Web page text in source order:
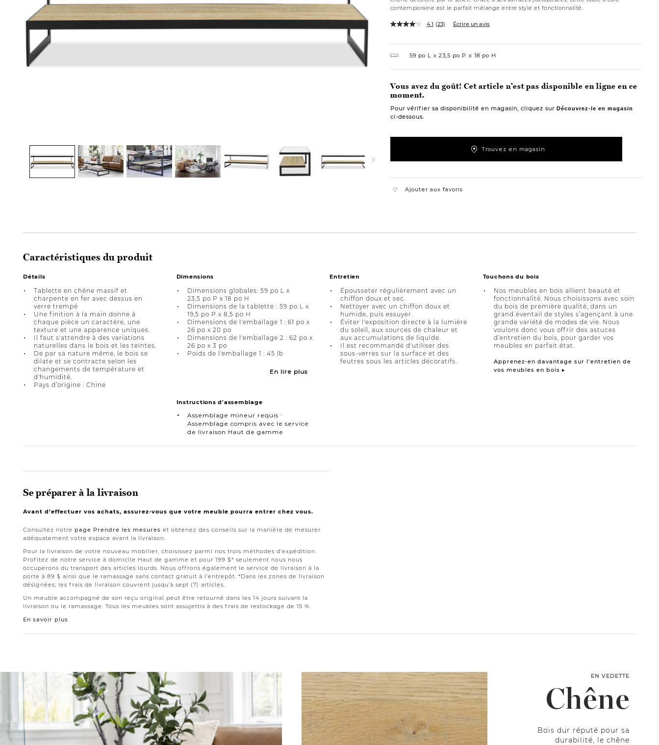
contemporaine est le parfait mélange entre style et fonctionnalité.
4.1 (23) Écrire un avis
59 po L 23,5 po P 18 po H
Vous avez du goût! Cet article n’est pas disponible en ligne en ce
moment.
Pour vérifier sa disponibilité en magasin, cliquez sur Découvrez-le en magasin
ci-dessous.
Trouvez en magasin
Ajouter aux favoris
Caractéristiques du produit
Détails
Tablette en chêne massif et
charpente en fer avec dessus en
verre trempé
Une finition à la main donne à
chaque pièce un caractère, une
texture et une apparence uniques.
Il faut s'attendre à des variations
naturelles dans le bois et les teintes.
De par sa nature même, le bois se
dilate et se contracte selon les
changements de température et
d'humidité.
Pays d’origine : Chine
Dimensions
Dimensions globales: 59 po L x
23,5 po P x 18 po H
Dimensions de la tablette : 59 po L x
19,5 po P x 8,5 po H
Dimensions de l'emballage 1 : 61 po x
26 po x 20 po
Dimensions de l'emballage 2 : 62 po x
26 po x 3 po
Poids de l'emballage 1 : 45 lb
En lire plus
Entretien
Épousseter régulièrement avec un
chiffon doux et sec.
Nettoyer avec un chiffon doux et
humide, puis essuyer.
Éviter l'exposition directe à la lumière
du soleil, aux sources de chaleur et
aux accumulations de liquide.
Il est recommandé d'utiliser des
sous-verres sur la surface et des
feutres sous les articles décoratifs.
Touchons du bois
Nos meubles en bois allient beauté et
fonctionnalité. Nous choisissons avec soin
du bois de première qualité, dans un
grand éventail de styles s’agençant à une
grande variété de modes de vie. Nous
voulons donc vous offrir des astuces
d’entretien du bois, pour garder vos
meubles en parfait état.
Apprenez-en davantage sur l’entretien de
vos meubles en bois ▸
Instructions d'assemblage
Assemblage mineur requis ∙
Assemblage compris avec le service
de livraison Haut de gamme
Se préparer à la livraison
Avant d’effectuer vos achats, assurez-vous que votre meuble pourra entrer chez vous.
Consultez notre page Prendre les mesures et obtenez des conseils sur la manière de mesurer
adéquatement votre espace avant la livraison.
Pour la livraison de votre nouveau mobilier, choisissez parmi nos trois méthodes d’expédition.
Profitez de notre service à domicile Haut de gamme et pour 199 $* seulement nous nous
occuperons du transport des articles lourds. Nous offrons également le service de livraison à la
porte à 89 $ ainsi que le ramassage sans contact gratuit à l’entrepôt. *Dans les zones de livraison
désignées; les frais de livraison couvrent jusqu’à sept (7) articles.
Un meuble accompagné de son reçu original peut être retourné dans les 14 jours suivant la
livraison ou le ramassage. Tous les meubles sont assujettis à des frais de restockage de 15 %.
En savoir plus
EN VEDETTE
Chêne
Bois dur réputé pour sa
durabilité, le chêne